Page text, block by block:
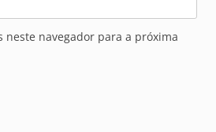
neste navegador para a próxima